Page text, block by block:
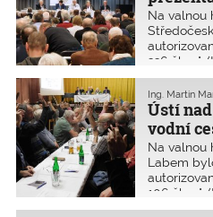
Na valnou
336 členů
větší účast
14. ledna
Praha.
Ústí
vodní
Ing. Martin
Na valnou
Labem
106 členů
ledna